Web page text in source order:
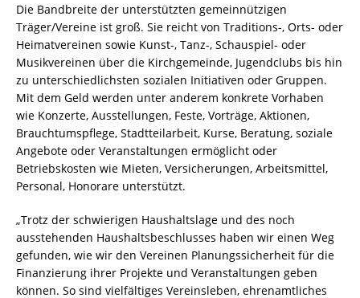
Die Bandbreite der unterstützten gemeinnützigen
Träger/Vereine ist groß. Sie reicht von Traditions-, Orts- oder
Heimatvereinen sowie Kunst-, Tanz-, Schauspiel- oder
Musikvereinen über die Kirchgemeinde, Jugendclubs bis hin
zu unterschiedlichsten sozialen Initiativen oder Gruppen.
Mit dem Geld werden unter anderem konkrete Vorhaben
wie Konzerte, Ausstellungen, Feste, Vorträge, Aktionen,
Brauchtumspflege, Stadtteilarbeit, Kurse, Beratung, soziale
Angebote oder Veranstaltungen ermöglicht oder
Betriebskosten wie Mieten, Versicherungen, Arbeitsmittel,
Personal, Honorare unterstützt.
„Trotz der schwierigen Haushaltslage und des noch
ausstehenden Haushaltsbeschlusses haben wir einen Weg
gefunden, wie wir den Vereinen Planungssicherheit für die
Finanzierung ihrer Projekte und Veranstaltungen geben
können. So sind vielfältiges Vereinsleben, ehrenamtliches